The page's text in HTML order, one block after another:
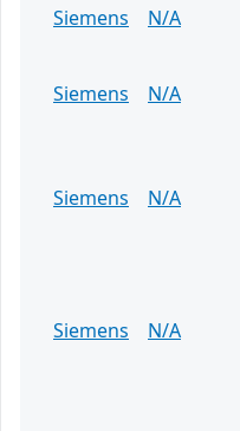
Siemens
N/A
Siemens
N/A
Siemens
N/A
Siemens
N/A